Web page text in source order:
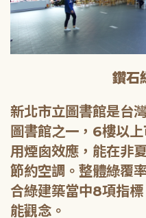
鑽石
新北市立圖書館是台
圖書館之一，6樓以
用煙囪效應，能在非
節約空調。整體綠覆
合綠建築當中8項指
能觀念。